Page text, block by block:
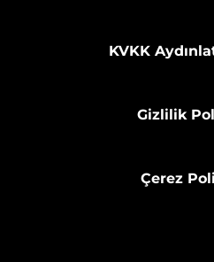
KVKK
Gizlilik
Çerez